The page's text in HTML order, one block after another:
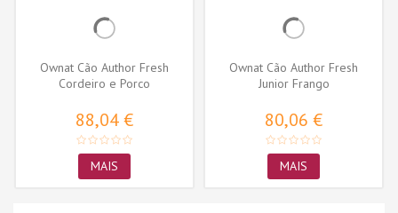
Ownat Cão Author Fresh
Cordeiro e Porco
88,04 €
MAIS
Ownat Cão Author Fresh
Junior Frango
80,06 €
MAIS